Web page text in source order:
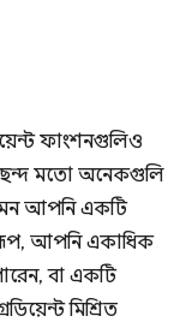
ফাংশনগুলিও
মতো অনেকগুলি
আপনি একটি
আপনি একাধিক
বা একটি
মিশ্রিত